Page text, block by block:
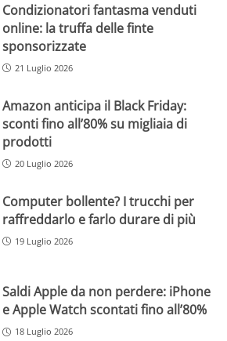
Condizionatori fantasma venduti
online: la truffa delle finte
sponsorizzate
21 Luglio 2026
Amazon anticipa il Black Friday:
sconti fino all’80% su migliaia di
prodotti
20 Luglio 2026
Computer bollente? I trucchi per
raffreddarlo e farlo durare di più
19 Luglio 2026
Saldi Apple da non perdere: iPhone
e Apple Watch scontati fino all’80%
18 Luglio 2026